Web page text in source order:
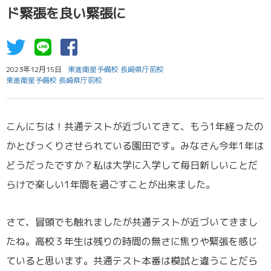
ド緊張を良い緊張に
2023年12月15日
東進衛星予備校 長崎県庁前校
東進衛星予備校 長崎県庁前校
こんにちは！共通テストが近づいてきて、もう1年経ったの
かとびっくりさせられている園田です。みなさん今年1年は
どうだったですか？私は大学に入学して毎日新しいことだ
らけで楽しい1年間を過ごすことが出来ました。
さて、冒頭でも触れましたが共通テストが近づいてきまし
たね。高校３年生は残りの時間の無さに焦りや緊張を感じ
ていると思います。共通テスト本番は模試と違うことだら